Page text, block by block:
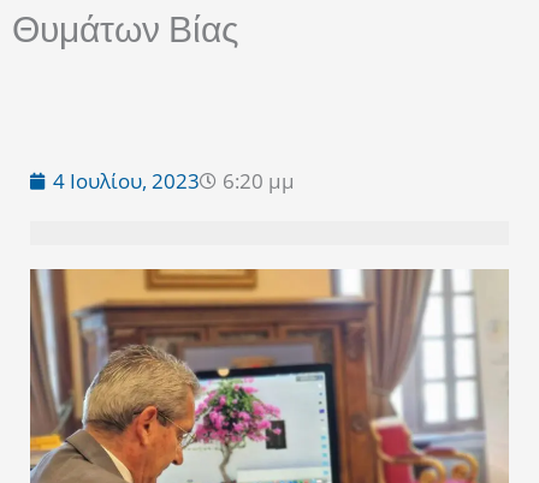
Θυμάτων Βίας
4 Ιουλίου, 2023 6:20 μμ